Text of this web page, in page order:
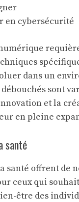
en cybersécurité
dans un
sont
et la
en pleine
santé
santé offrent de
ceux qui
être des